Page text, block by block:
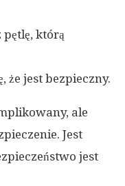
którą
że jest bezpieczny.
ale
Jest
jest